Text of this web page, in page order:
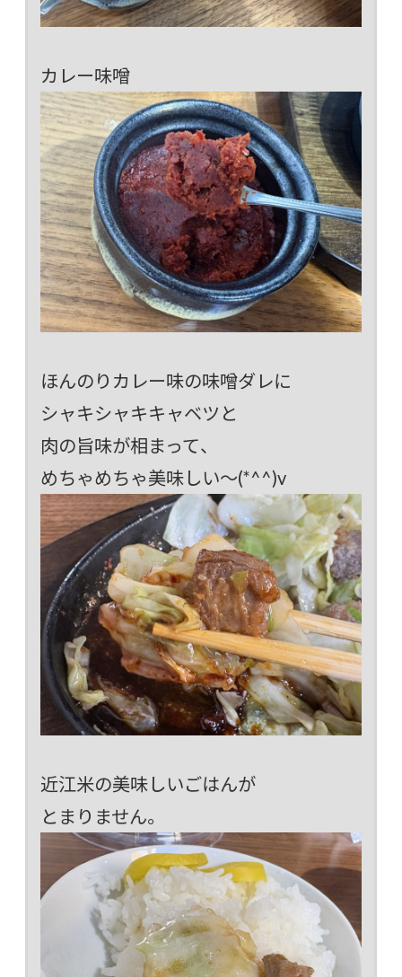
カレー味噌
ほんのりカレー味の味噌ダレに
シャキシャキキャベツと
肉の旨味が相まって、
めちゃめちゃ美味しい～(*^^)v
近江米の美味しいごはんが
とまりません。